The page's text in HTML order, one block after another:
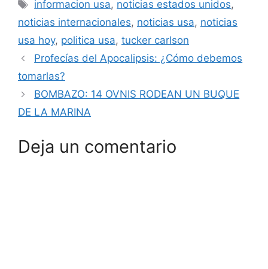
informacion usa, noticias estados unidos,
noticias internacionales, noticias usa, noticias
usa hoy, politica usa, tucker carlson
Profecías del Apocalipsis: ¿Cómo debemos
tomarlas?
BOMBAZO: 14 OVNIS RODEAN UN BUQUE
DE LA MARINA
Deja un comentario